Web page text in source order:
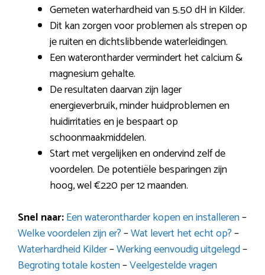
Gemeten waterhardheid van 5.50 dH in Kilder.
Dit kan zorgen voor problemen als strepen op
je ruiten en dichtslibbende waterleidingen.
Een waterontharder vermindert het calcium &
magnesium gehalte.
De resultaten daarvan zijn lager
energieverbruik, minder huidproblemen en
huidirritaties en je bespaart op
schoonmaakmiddelen.
Start met vergelijken en ondervind zelf de
voordelen. De potentiële besparingen zijn
hoog, wel €220 per 12 maanden.
Snel naar:Een waterontharder kopen en installeren–
Welke voordelen zijn er?–Wat levert het echt op?–
Waterhardheid Kilder–Werking eenvoudig uitgelegd–
Begroting totale kosten–Veelgestelde vragen